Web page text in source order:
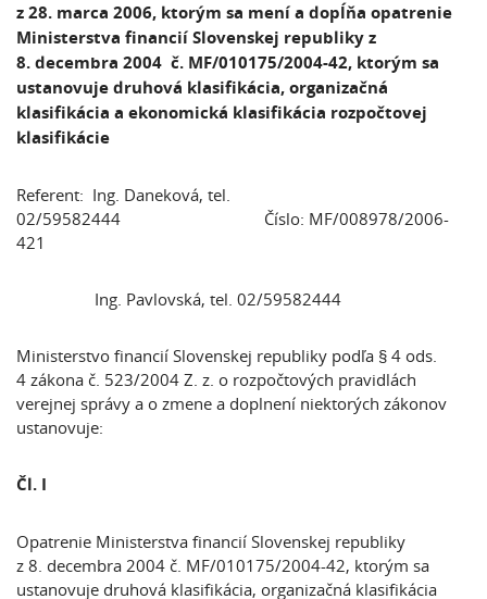
z 28. marca 2006, ktorým sa mení a dopĺňa opatrenie
Ministerstva financií Slovenskej republiky z
8. decembra 2004 č. MF/010175/2004-42, ktorým sa
ustanovuje druhová klasifikácia, organizačná
klasifikácia a ekonomická klasifikácia rozpočtovej
klasifikácie
Referent: Ing. Daneková, tel.
02/59582444 Číslo: MF/008978/2006-
421
Ing. Pavlovská, tel. 02/59582444
Ministerstvo financií Slovenskej republiky podľa § 4 ods.
4 zákona č. 523/2004 Z. z. o rozpočtových pravidlách
verejnej správy a o zmene a doplnení niektorých zákonov
ustanovuje:
Čl. I
Opatrenie Ministerstva financií Slovenskej republiky
z 8. decembra 2004 č. MF/010175/2004-42, ktorým sa
ustanovuje druhová klasifikácia, organizačná klasifikácia